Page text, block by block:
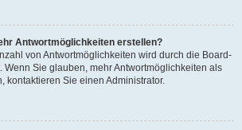
Antwortmöglichkeiten erstellen?
von Antwortmöglichkeiten wird durch die Board-
Wenn Sie glauben, mehr Antwortmöglichkeiten als
kontaktieren Sie einen Administrator.